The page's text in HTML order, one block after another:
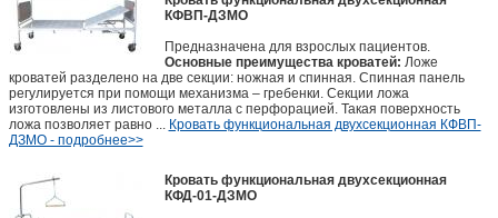
КФВП-ДЗМО
Предназначена для взрослых пациентов.
Основные преимущества кроватей: Ложе
кроватей разделено на две секции: ножная и спинная. Спинная панель
регулируется при помощи механизма – гребенки. Секции ложа
изготовлены из листового металла с перфорацией. Такая поверхность
ложа позволяет равно ... Кровать функциональная двухсекционная КФВП-
ДЗМО - подробнее>>
Кровать функциональная двухсекционная
КФД-01-ДЗМО